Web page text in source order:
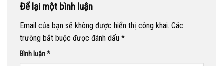
Để lại một bình luận
Email của bạn sẽ không được hiển thị công khai. Các
trường bắt buộc được đánh dấu *
Bình luận*